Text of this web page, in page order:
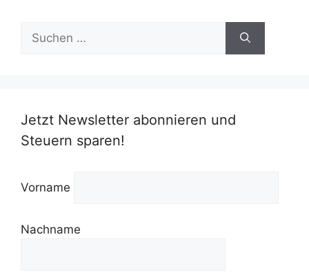
nach:
Jetzt Newsletter abonnieren und
Steuern sparen!
Vorname
Nachname